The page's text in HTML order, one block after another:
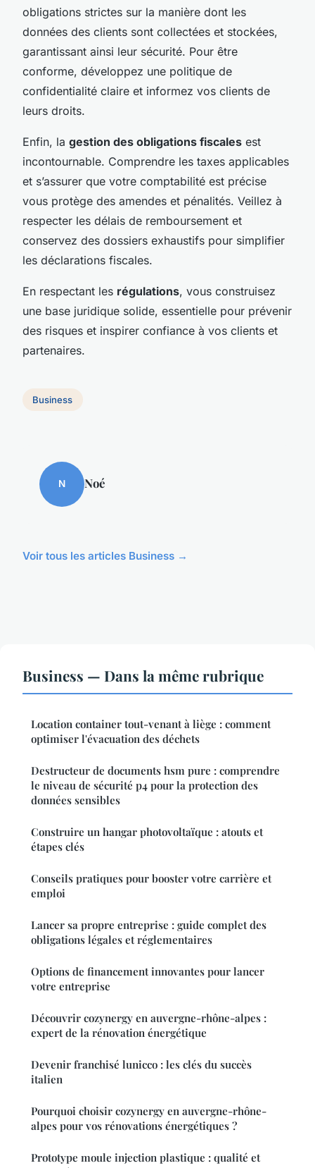
obligations strictes sur la manière dont les
données des clients sont collectées et stockées,
garantissant ainsi leur sécurité. Pour être
conforme, développez une politique de
confidentialité claire et informez vos clients de
leurs droits.
Enfin, la gestion des obligations fiscales est
incontournable. Comprendre les taxes applicables
et s’assurer que votre comptabilité est précise
vous protège des amendes et pénalités. Veillez à
respecter les délais de remboursement et
conservez des dossiers exhaustifs pour simplifier
les déclarations fiscales.
En respectant les régulations, vous construisez
une base juridique solide, essentielle pour prévenir
des risques et inspirer confiance à vos clients et
partenaires.
Business
N Noé
Voir tous les articles Business →
Business — Dans la même rubrique
Location container tout-venant à liège : comment
optimiser l'évacuation des déchets
Destructeur de documents hsm pure : comprendre
le niveau de sécurité p4 pour la protection des
données sensibles
Construire un hangar photovoltaïque : atouts et
étapes clés
Conseils pratiques pour booster votre carrière et
emploi
Lancer sa propre entreprise : guide complet des
obligations légales et réglementaires
Options de financement innovantes pour lancer
votre entreprise
Découvrir cozynergy en auvergne-rhône-alpes :
expert de la rénovation énergétique
Devenir franchisé lunicco : les clés du succès
italien
Pourquoi choisir cozynergy en auvergne-rhône-
alpes pour vos rénovations énergétiques ?
Prototype moule injection plastique : qualité et